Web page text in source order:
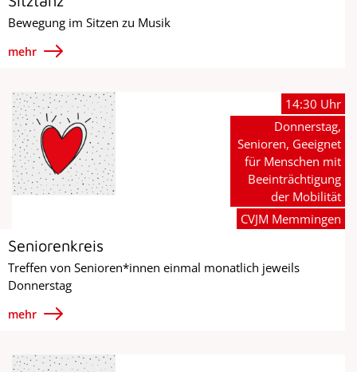
Bewegung im Sitzen zu Musik
mehr
Seniorenkreis
Treffen von Senioren*innen einmal monatlich jeweils
Donnerstag
mehr
14:30 Uhr
Donnerstag,
Senioren, Geeignet
für Menschen mit
Beeinträchtigung
der Mobilität
CVJM Memmingen